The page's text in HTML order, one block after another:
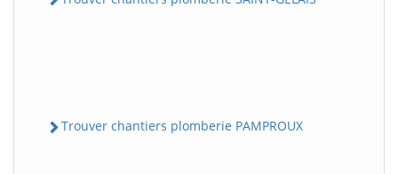
Trouver chantiers plomberie PAMPROUX